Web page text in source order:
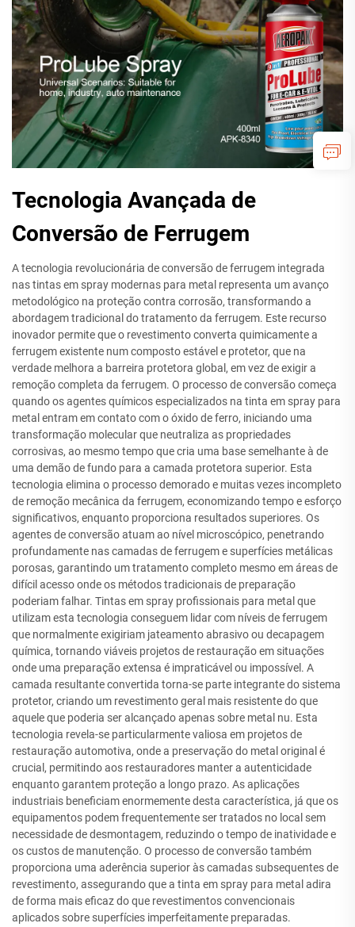
Tecnologia Avançada de
Conversão de Ferrugem
A tecnologia revolucionária de conversão de ferrugem integrada
nas tintas em spray modernas para metal representa um avanço
metodológico na proteção contra corrosão, transformando a
abordagem tradicional do tratamento da ferrugem. Este recurso
inovador permite que o revestimento converta quimicamente a
ferrugem existente num composto estável e protetor, que na
verdade melhora a barreira protetora global, em vez de exigir a
remoção completa da ferrugem. O processo de conversão começa
quando os agentes químicos especializados na tinta em spray para
metal entram em contato com o óxido de ferro, iniciando uma
transformação molecular que neutraliza as propriedades
corrosivas, ao mesmo tempo que cria uma base semelhante à de
uma demão de fundo para a camada protetora superior. Esta
tecnologia elimina o processo demorado e muitas vezes incompleto
de remoção mecânica da ferrugem, economizando tempo e esforço
significativos, enquanto proporciona resultados superiores. Os
agentes de conversão atuam ao nível microscópico, penetrando
profundamente nas camadas de ferrugem e superfícies metálicas
porosas, garantindo um tratamento completo mesmo em áreas de
difícil acesso onde os métodos tradicionais de preparação
poderiam falhar. Tintas em spray profissionais para metal que
utilizam esta tecnologia conseguem lidar com níveis de ferrugem
que normalmente exigiriam jateamento abrasivo ou decapagem
química, tornando viáveis projetos de restauração em situações
onde uma preparação extensa é impraticável ou impossível. A
camada resultante convertida torna-se parte integrante do sistema
protetor, criando um revestimento geral mais resistente do que
aquele que poderia ser alcançado apenas sobre metal nu. Esta
tecnologia revela-se particularmente valiosa em projetos de
restauração automotiva, onde a preservação do metal original é
crucial, permitindo aos restauradores manter a autenticidade
enquanto garantem proteção a longo prazo. As aplicações
industriais beneficiam enormemente desta característica, já que os
equipamentos podem frequentemente ser tratados no local sem
necessidade de desmontagem, reduzindo o tempo de inatividade e
os custos de manutenção. O processo de conversão também
proporciona uma aderência superior às camadas subsequentes de
revestimento, assegurando que a tinta em spray para metal adira
de forma mais eficaz do que revestimentos convencionais
aplicados sobre superfícies imperfeitamente preparadas.